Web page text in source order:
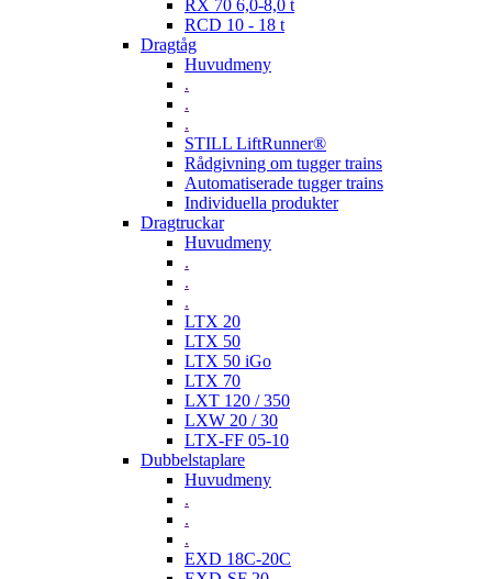
RX 70 6,0-8,0 t
RCD 10 - 18 t
Dragtåg
Huvudmeny
.
.
.
STILL LiftRunner®
Rådgivning om tugger trains
Automatiserade tugger trains
Individuella produkter
Dragtruckar
Huvudmeny
.
.
.
LTX 20
LTX 50
LTX 50 iGo
LTX 70
LXT 120 / 350
LXW 20 / 30
LTX-FF 05-10
Dubbelstaplare
Huvudmeny
.
.
.
EXD 18C-20C